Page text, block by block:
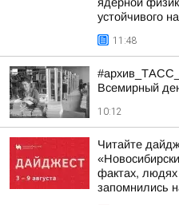
устойчивого
11:48
Всемирный
10:12
Читайте
фактах,
запомнились